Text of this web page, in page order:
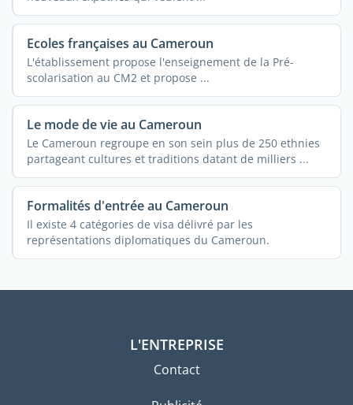
Ecoles françaises au Cameroun
L'établissement propose l'enseignement de la Pré-
scolarisation au CM2 et propose ...
Le mode de vie au Cameroun
Le Cameroun regroupe en son sein plus de 250 ethnies
partageant cultures et traditions datant de milliers ...
Formalités d'entrée au Cameroun
Il existe 4 catégories de visa délivré par les
représentations diplomatiques du Cameroun.
L'ENTREPRISE
Contact